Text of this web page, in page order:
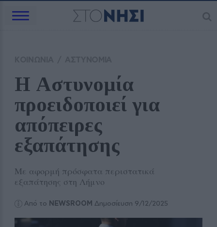
Η Αστυνομία
προειδοποιεί για
απόπειρες
εξαπάτησης
Με αφορμή πρόσφατα περιστατικά
εξαπάτησης στη Λήμνο
Από το NEWSROOM Δημοσίευση 9/12/2025